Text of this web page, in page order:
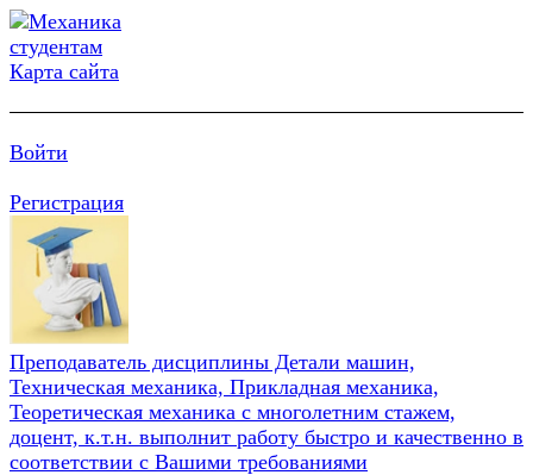
Карта сайта
Войти
Регистрация
Преподаватель дисциплины Детали машин,
Техническая механика, Прикладная механика,
Теоретическая механика с многолетним стажем,
доцент, к.т.н. выполнит работу быстро и качественно в
соответствии с Вашими требованиями